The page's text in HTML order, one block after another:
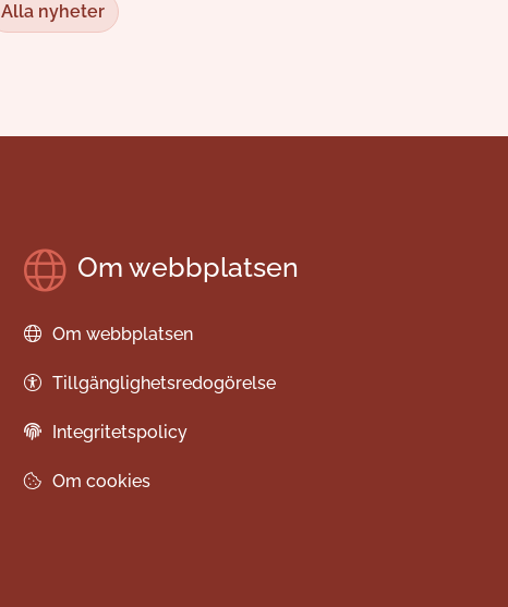
Alla nyheter
Om webbplatsen
Om webbplatsen
Tillgänglighetsredogörelse
Integritetspolicy
Om cookies